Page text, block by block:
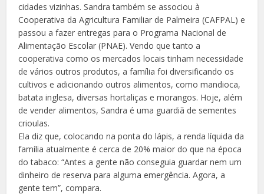
cidades vizinhas. Sandra também se associou à
Cooperativa da Agricultura Familiar de Palmeira (CAFPAL) e
passou a fazer entregas para o Programa Nacional de
Alimentação Escolar (PNAE). Vendo que tanto a
cooperativa como os mercados locais tinham necessidade
de vários outros produtos, a família foi diversificando os
cultivos e adicionando outros alimentos, como mandioca,
batata inglesa, diversas hortaliças e morangos. Hoje, além
de vender alimentos, Sandra é uma guardiã de sementes
crioulas.
Ela diz que, colocando na ponta do lápis, a renda líquida da
família atualmente é cerca de 20% maior do que na época
do tabaco: “Antes a gente não conseguia guardar nem um
dinheiro de reserva para alguma emergência. Agora, a
gente tem”, compara.